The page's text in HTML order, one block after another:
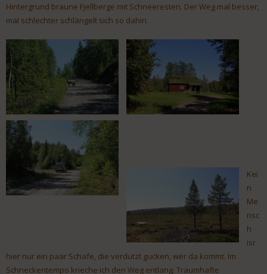
Hintergrund braune Fjellberge mit Schneeresten. Der Weg mal besser,
mal schlechter schlängelt sich so dahin.
Kei
n
Me
nsc
h
isr
hier nur ein paar Schafe, die verdutzt gucken, wer da kommt. Im
Schneckentempo krieche ich den Weg entlang. Traumhafte